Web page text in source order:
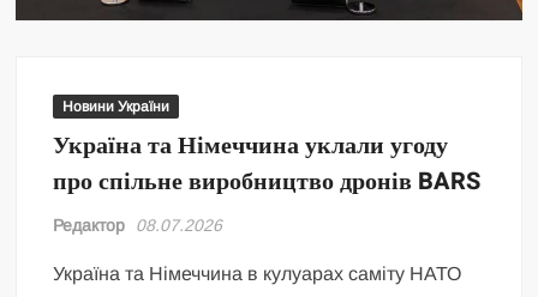
Новини України
Україна та Німеччина уклали угоду
про спільне виробництво дронів BARS
Редактор 08.07.2026
Україна та Німеччина в кулуарах саміту НАТО